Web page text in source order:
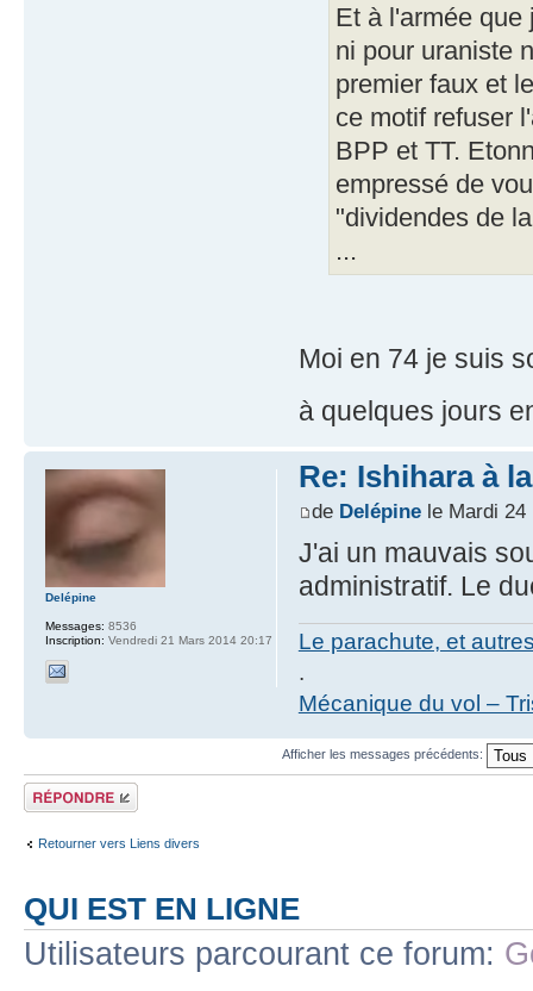
Et à l'armée que
ni pour uraniste
premier faux et
ce motif refuser
BPP et TT.
empressé de
"dividendes de
...
Moi en 74 je suis
à quelques jours
Re: Ishihara à
de Delépinele Mardi 24
J'ai un mauvais
administratif. Le
Le parachute, et
.
Mécanique du vol –
Delépine
Messages: 8536
Inscription: Vendredi 21 Mars 2014 20:17
Afficher les messages précédents:
Répondre
Retourner vers Liens divers
QUI EST EN LIGNE
Utilisateurs parcourant ce forum: